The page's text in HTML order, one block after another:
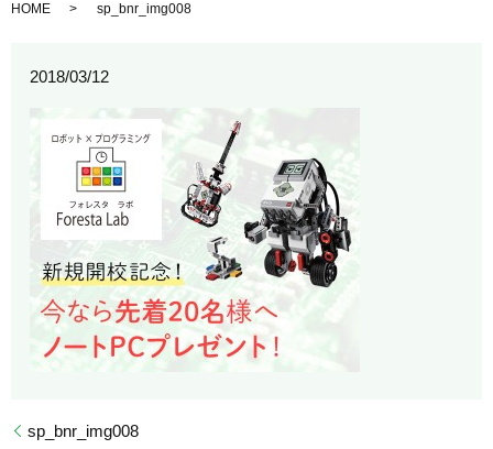
HOME sp_bnr_img008
2018/03/12
sp_bnr_img008